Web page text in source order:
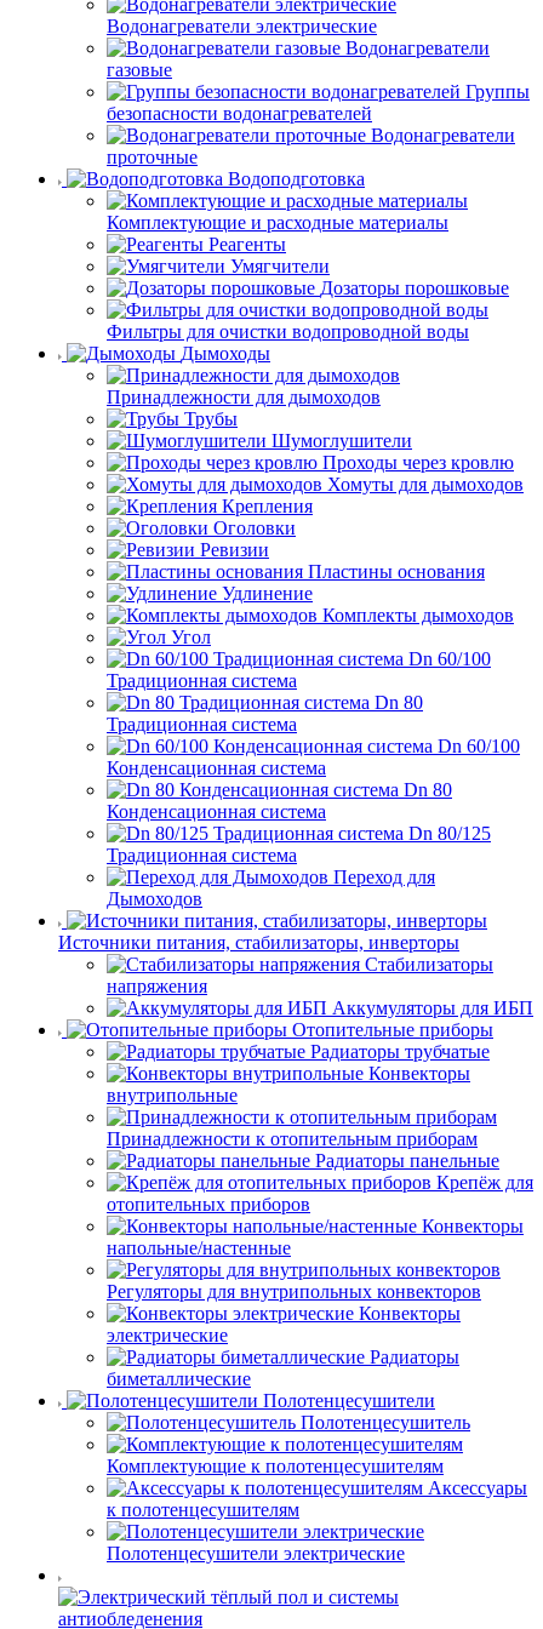
Водонагреватели электрические
Водонагреватели
газовые
Группы
безопасности водонагревателей
Водонагреватели
проточные
Водоподготовка
Комплектующие и расходные материалы
Реагенты
Умягчители
Дозаторы порошковые
Фильтры для очистки водопроводной воды
Дымоходы
Принадлежности для дымоходов
Трубы
Шумоглушители
Проходы через кровлю
Хомуты для дымоходов
Крепления
Оголовки
Ревизии
Пластины основания
Удлинение
Комплекты дымоходов
Угол
Dn 60/100
Традиционная система
Dn 80
Традиционная система
Dn 60/100
Конденсационная система
Dn 80
Конденсационная система
Dn 80/125
Традиционная система
Переход для
Дымоходов
Источники питания, стабилизаторы, инверторы
Стабилизаторы
напряжения
Аккумуляторы для ИБП
Отопительные приборы
Радиаторы трубчатые
Конвекторы
внутрипольные
Принадлежности к отопительным приборам
Радиаторы панельные
Крепёж для
отопительных приборов
Конвекторы
напольные/настенные
Регуляторы для внутрипольных конвекторов
Конвекторы
электрические
Радиаторы
биметаллические
Полотенцесушители
Полотенцесушитель
Комплектующие к полотенцесушителям
Аксессуары
к полотенцесушителям
Полотенцесушители электрические